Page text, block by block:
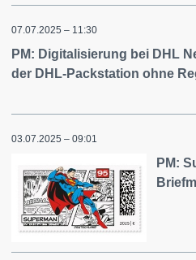
07.07.2025 – 11:30
PM: Digitalisierung bei DHL
der DHL-Packstation ohne
03.07.2025 – 09:01
PM: